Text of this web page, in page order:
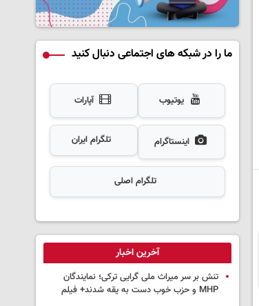
ما را در شبکه های اجتماعی دنبال کنید
یوتیوب آپارات
اینستاگرام تلگرام ایران
تلگرام اصلی
آخرین اخبار
تنش بر سر میراث ملی گرایی ترکی؛ نمایندگان
MHP و حزب خوب دست به یقه شدند+ فیلم